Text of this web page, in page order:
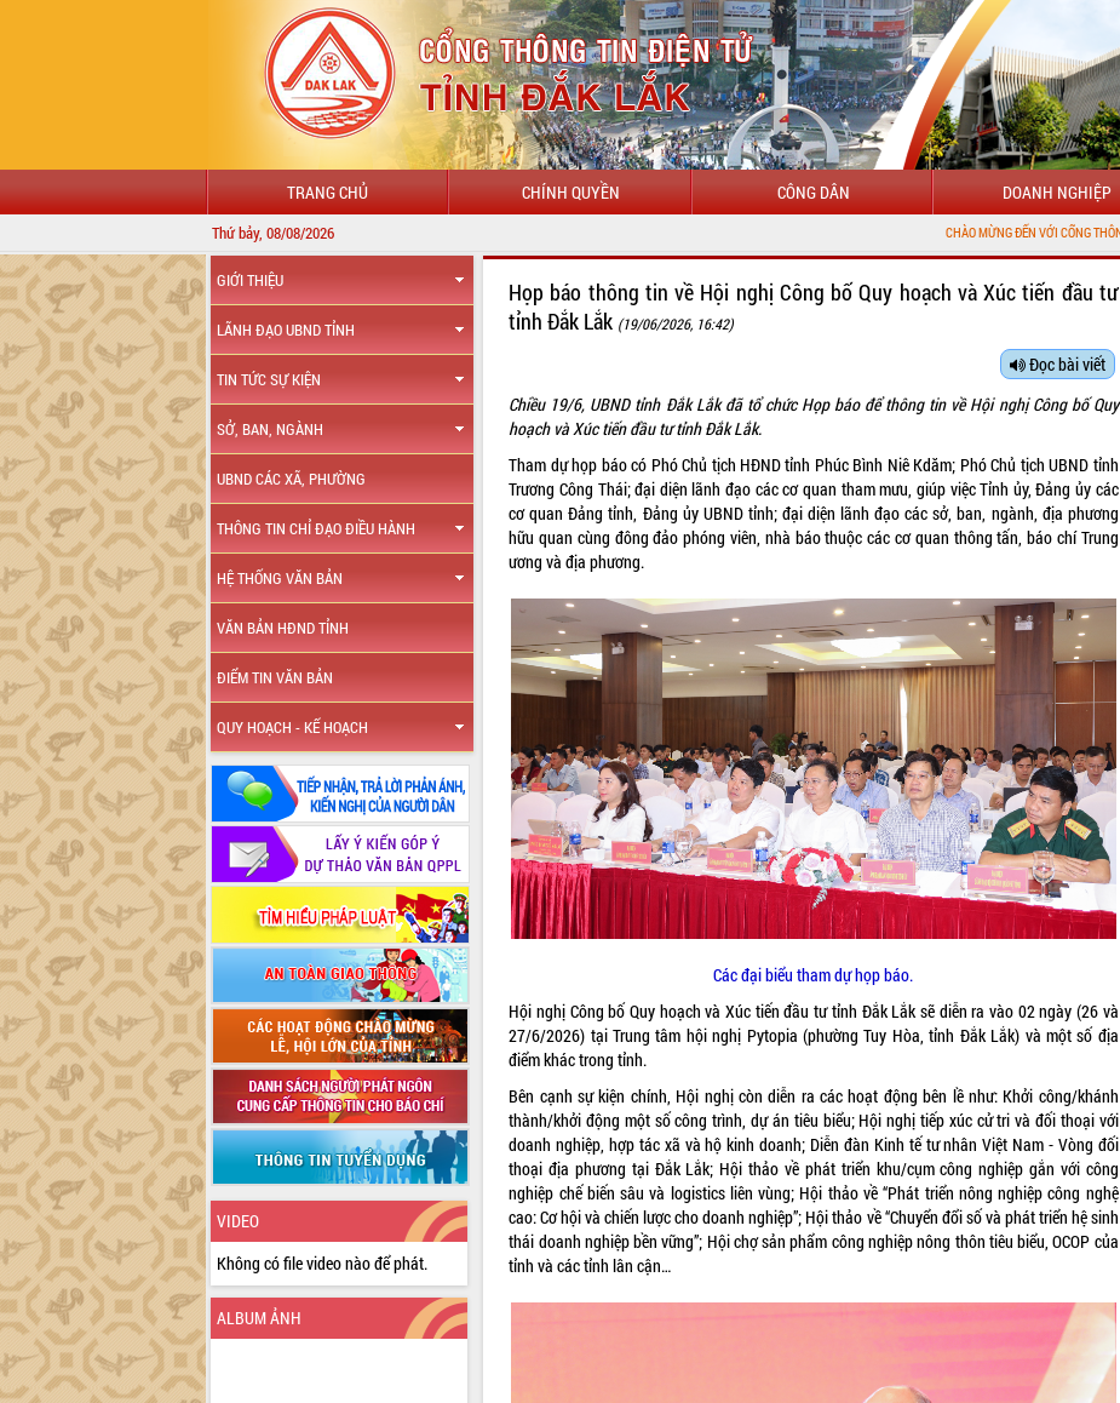
TRANG CHỦ CHÍNH QUYỀN CÔNG DÂN DOANH NGHIỆP
Thứ bảy, 08/08/2026 CHÀO MỪNG ĐẾN VỚI CỔNG THÔNG TIN ĐIỆN TỬ TỈNH ĐẮK LẮK
GIỚI THIỆU
LÃNH ĐẠO UBND TỈNH
TIN TỨC SỰ KIỆN
SỞ, BAN, NGÀNH
UBND CÁC XÃ, PHƯỜNG
THÔNG TIN CHỈ ĐẠO ĐIỀU HÀNH
HỆ THỐNG VĂN BẢN
VĂN BẢN HĐND TỈNH
ĐIỂM TIN VĂN BẢN
QUY HOẠCH - KẾ HOẠCH
VIDEO
Không có file video nào để phát.
ALBUM ẢNH
Họp báo thông tin về Hội nghị Công bố Quy hoạch và Xúc tiến đầu tư
tỉnh Đắk Lắk (19/06/2026, 16:42)
Đọc bài viết
Chiều 19/6, UBND tỉnh Đắk Lắk đã tổ chức Họp báo để thông tin về Hội nghị Công bố Quy
hoạch và Xúc tiến đầu tư tỉnh Đắk Lắk.
Tham dự họp báo có Phó Chủ tịch HĐND tỉnh Phúc Bình Niê Kdăm; Phó Chủ tịch UBND tỉnh
Trương Công Thái; đại diện lãnh đạo các cơ quan tham mưu, giúp việc Tỉnh ủy, Đảng ủy các
cơ quan Đảng tỉnh, Đảng ủy UBND tỉnh; đại diện lãnh đạo các sở, ban, ngành, địa phương
hữu quan cùng đông đảo phóng viên, nhà báo thuộc các cơ quan thông tấn, báo chí Trung
ương và địa phương.
Các đại biểu tham dự họp báo.
Hội nghị Công bố Quy hoạch và Xúc tiến đầu tư tỉnh Đắk Lắk sẽ diễn ra vào 02 ngày (26 và
27/6/2026) tại Trung tâm hội nghị Pytopia (phường Tuy Hòa, tỉnh Đắk Lắk) và một số địa
điểm khác trong tỉnh.
Bên cạnh sự kiện chính, Hội nghị còn diễn ra các hoạt động bên lề như: Khởi công/khánh
thành/khởi động một số công trình, dự án tiêu biểu; Hội nghị tiếp xúc cử tri và đối thoại với
doanh nghiệp, hợp tác xã và hộ kinh doanh; Diễn đàn Kinh tế tư nhân Việt Nam - Vòng đối
thoại địa phương tại Đắk Lắk; Hội thảo về phát triển khu/cụm công nghiệp gắn với công
nghiệp chế biến sâu và logistics liên vùng; Hội thảo về “Phát triển nông nghiệp công nghệ
cao: Cơ hội và chiến lược cho doanh nghiệp”; Hội thảo về “Chuyển đổi số và phát triển hệ sinh
thái doanh nghiệp bền vững”; Hội chợ sản phẩm công nghiệp nông thôn tiêu biểu, OCOP của
tỉnh và các tỉnh lân cận…